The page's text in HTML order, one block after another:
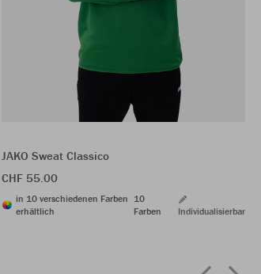
JAKO Sweat Classico
CHF 55.00
in 10 verschiedenen Farben
erhältlich
10
Farben
Individualisierbar